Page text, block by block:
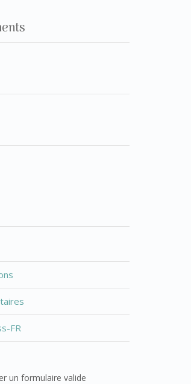
FR
un formulaire valide